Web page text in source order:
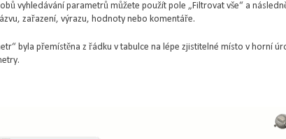
vyhledávání parametrů můžete použít pole „Filtrovat vše“ a
zařazení, výrazu, hodnoty nebo komentáře.
byla přemístěna z řádku v tabulce na lépe zjistitelné místo v horní